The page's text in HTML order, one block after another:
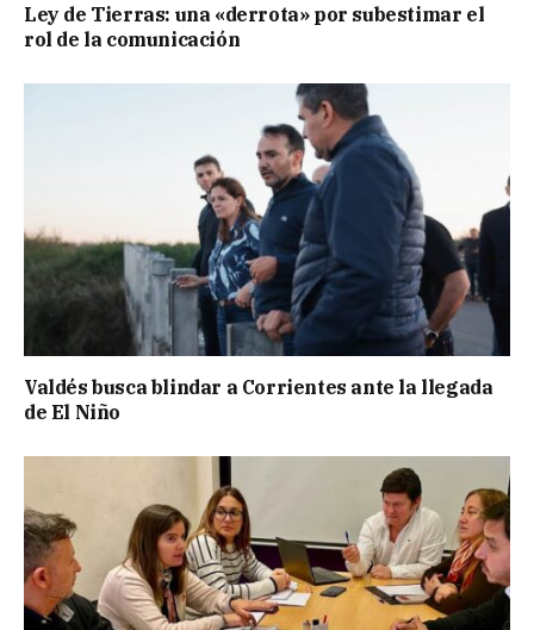
Ley de Tierras: una «derrota» por subestimar el
rol de la comunicación
Valdés busca blindar a Corrientes ante la llegada
de El Niño